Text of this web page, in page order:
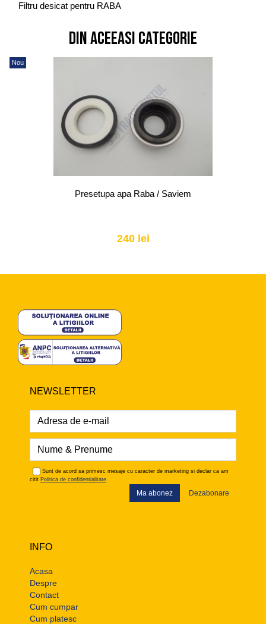
Filtru desicat pentru RABA
Din aceeasi categorie
Nou
Presetupa apa Raba / Saviem
240 lei
NEWSLETTER
Sunt de acord sa primesc mesaje cu caracter de marketing si declar ca am
citit Politica de confidentialitate
Ma abonez Dezabonare
INFO
Acasa
Despre
Contact
Cum cumpar
Cum platesc